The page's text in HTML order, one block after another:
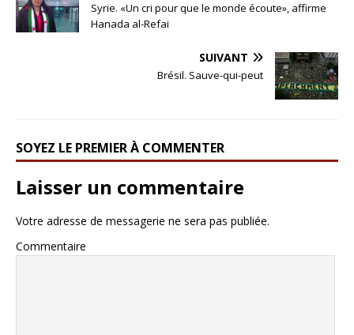
Syrie. «Un cri pour que le monde écoute», affirme
Hanada al-Refai
SUIVANT
Brésil. Sauve-qui-peut
SOYEZ LE PREMIER À COMMENTER
Laisser un commentaire
Votre adresse de messagerie ne sera pas publiée.
Commentaire